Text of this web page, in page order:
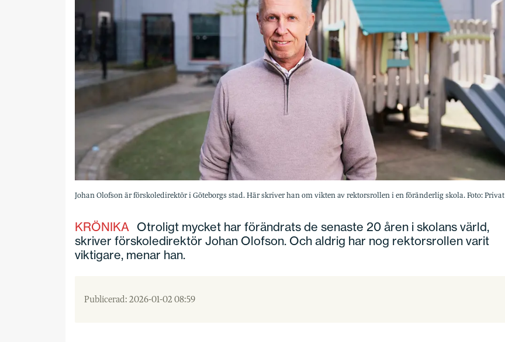
Johan Olofson är förskoledirektör i Göteborgs stad. Här skriver han om vikten av rektorsrollen i en föränderlig skola. Foto: Privat
KRÖNIKA Otroligt mycket har förändrats de senaste 20 åren i skolans värld,
skriver förskoledirektör Johan Olofson. Och aldrig har nog rektorsrollen varit
viktigare, menar han.
Publicerad: 2026-01-02 08:59